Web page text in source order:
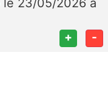
le 23/05/2026 à
+ -